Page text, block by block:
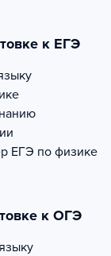
к ЕГЭ
ЕГЭ по физике
к ОГЭ